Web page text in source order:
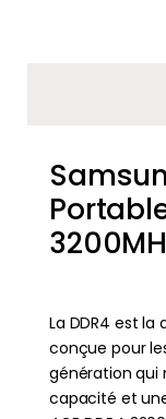
La DDR4 est la
conçue pour
génération qui
capacité et